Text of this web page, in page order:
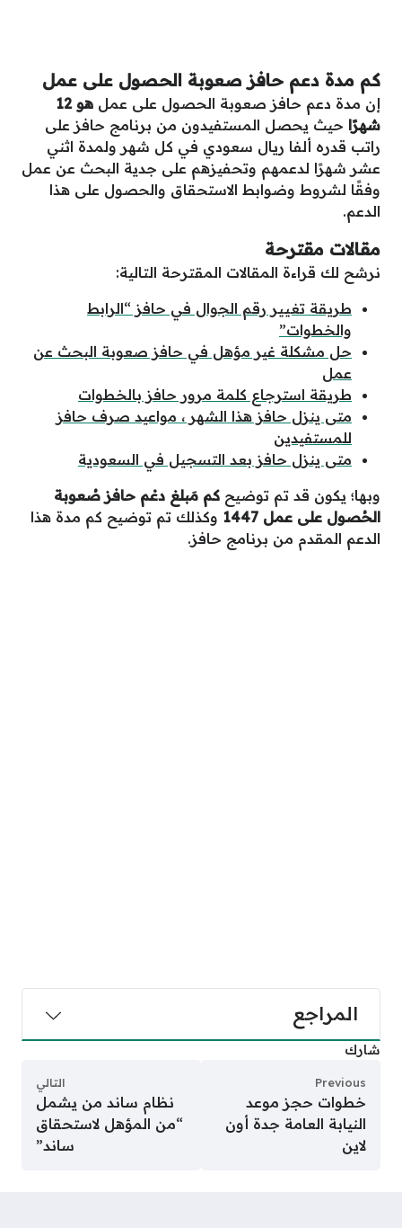
كم مدة دعم حافز صعوبة الحصول على عمل
إن مدة دعم حافز صعوبة الحصول على عمل
هو 12
شهرًا حيث يحصل المستفيدون من برنامج حافز على
راتب قدره ألفا ريال سعودي في كل شهر ولمدة اثني
عشر شهرًا لدعمهم وتحفيزهم على جدية البحث عن عمل
وفقًا لشروط وضوابط الاستحقاق والحصول على هذا
الدعم.
مقالات مقترحة
نرشح لك قراءة المقالات المقترحة التالية:
طريقة تغيير رقم الجوال في حافز “الرابط
والخطوات”
حل مشكلة غير مؤهل في حافز صعوبة البحث عن
عمل
طريقة استرجاع كلمة مرور حافز بالخطوات
متى ينزل حافز هذا الشهر ، مواعيد صرف حافز
للمستفيدين
متى ينزل حافز بعد التسجيل في السعودية
وبها؛ يكون قد تم توضيح كم مَبلغ دعْم حافز صُعوبة
الحُصول على عمل 1447
وكذلك تم توضيح كم مدة هذا
الدعم المقدم من برنامج حافز.
المراجع
شارك
Previous
خطوات حجز موعد
النيابة العامة جدة أون
لاين
التالي
نظام ساند من يشمل
“من المؤهل لاستحقاق
ساند”